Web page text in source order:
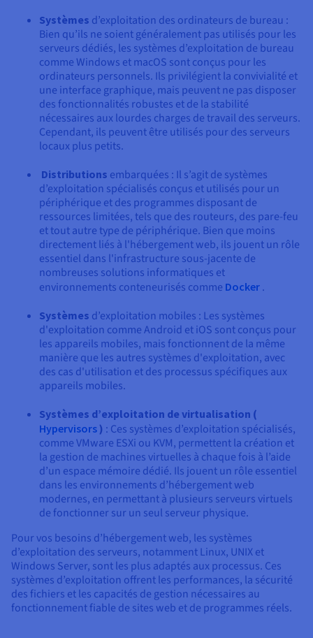
Systèmes d’exploitation des ordinateurs de bureau :
Bien qu’ils ne soient généralement pas utilisés pour les
serveurs dédiés, les systèmes d’exploitation de bureau
comme Windows et macOS sont conçus pour les
ordinateurs personnels. Ils privilégient la convivialité et
une interface graphique, mais peuvent ne pas disposer
des fonctionnalités robustes et de la stabilité
nécessaires aux lourdes charges de travail des serveurs.
Cependant, ils peuvent être utilisés pour des serveurs
locaux plus petits.
Distributions embarquées : Il s’agit de systèmes
d’exploitation spécialisés conçus et utilisés pour un
périphérique et des programmes disposant de
ressources limitées, tels que des routeurs, des pare-feu
et tout autre type de périphérique. Bien que moins
directement liés à l'hébergement web, ils jouent un rôle
essentiel dans l'infrastructure sous-jacente de
nombreuses solutions informatiques et
environnements conteneurisés comme Docker .
Systèmes d’exploitation mobiles : Les systèmes
d'exploitation comme Android et iOS sont conçus pour
les appareils mobiles, mais fonctionnent de la même
manière que les autres systèmes d'exploitation, avec
des cas d'utilisation et des processus spécifiques aux
appareils mobiles.
Systèmes d’exploitation de virtualisation (
Hypervisors) : Ces systèmes d’exploitation spécialisés,
comme VMware ESXi ou KVM, permettent la création et
la gestion de machines virtuelles à chaque fois à l’aide
d’un espace mémoire dédié. Ils jouent un rôle essentiel
dans les environnements d’hébergement web
modernes, en permettant à plusieurs serveurs virtuels
de fonctionner sur un seul serveur physique.
Pour vos besoins d’hébergement web, les systèmes
d’exploitation des serveurs, notamment Linux, UNIX et
Windows Server, sont les plus adaptés aux processus. Ces
systèmes d’exploitation offrent les performances, la sécurité
des fichiers et les capacités de gestion nécessaires au
fonctionnement fiable de sites web et de programmes réels.